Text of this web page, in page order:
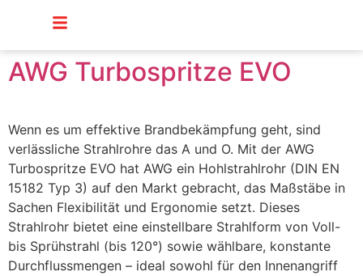
AWG Turbospritze EVO
Wenn es um effektive Brandbekämpfung geht, sind
verlässliche Strahlrohre das A und O. Mit der AWG
Turbospritze EVO hat AWG ein Hohlstrahlrohr (DIN EN
15182 Typ 3) auf den Markt gebracht, das Maßstäbe in
Sachen Flexibilität und Ergonomie setzt. Dieses
Strahlrohr bietet eine einstellbare Strahlform von Voll-
bis Sprühstrahl (bis 120°) sowie wählbare, konstante
Durchflussmengen – ideal sowohl für den Innenangriff